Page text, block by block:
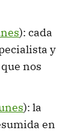
): cada
y
nos
): la
en